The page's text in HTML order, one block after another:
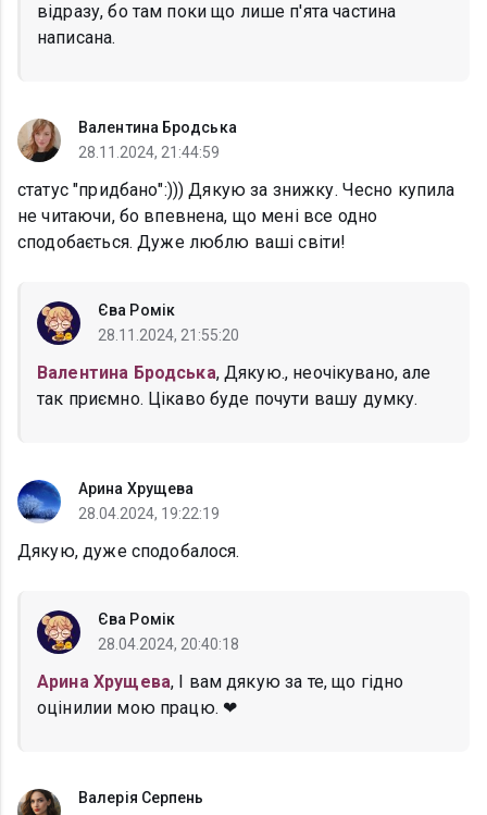
відразу, бо там поки що лише п'ята частина
написана.
Валентина Бродська
28.11.2024, 21:44:59
статус "придбано":))) Дякую за знижку. Чесно купила
не читаючи, бо впевнена, що мені все одно
сподобається. Дуже люблю ваші світи!
Єва Ромік
28.11.2024, 21:55:20
Валентина Бродська, Дякую., неочікувано, але
так приємно. Цікаво буде почути вашу думку.
Арина Хрущева
28.04.2024, 19:22:19
Дякую, дуже сподобалося.
Єва Ромік
28.04.2024, 20:40:18
Арина Хрущева, І вам дякую за те, що гідно
оцінилии мою працю. ❤
Валерія Серпень